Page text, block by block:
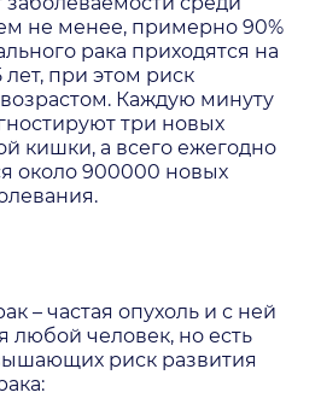
не менее, примерно 90%
рака приходятся на
лет, при этом риск
возрастом. Каждую минуту
три новых
кишки, а всего ежегодно
около 900000 новых
– частая опухоль и с ней
любой человек, но есть
риск развития